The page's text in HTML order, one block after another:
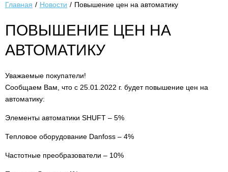
Главная Новости Повышение цен на автоматику
ПОВЫШЕНИЕ ЦЕН НА
АВТОМАТИКУ
Уважаемые покупатели!
Сообщаем Вам, что с 25.01.2022 г. будет повышение цен на
автоматику:
Элементы автоматики SHUFT – 5%
Тепловое оборудование Danfoss – 4%
Частотные преобразователи – 10%